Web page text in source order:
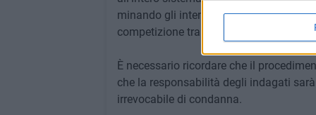
minando gli interessi dei lavoratori,
competizione tra imprese.
È necessario ricordare che il
che la responsabilità degli indagati
irrevocabile di condanna.